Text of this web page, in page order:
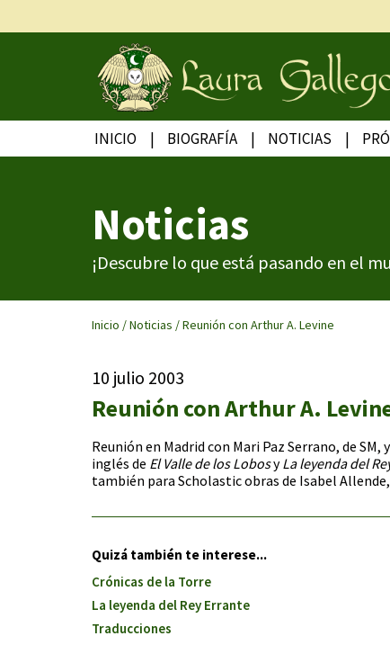
INICIO BIOGRAFÍA NOTICIAS
Noticias
¡Descubre lo que está pasando en el
Inicio /Noticias /Reunión con Arthur A. Levine
10 julio 2003
Reunión con Arthur A.
Reunión en Madrid con Mari Paz Serrano, de
inglés de El Valle de los LobosyLa leyenda del
también para Scholastic obras de Isabel
Quizá también te interese...
Crónicas de la Torre
La leyenda del Rey Errante
Traducciones